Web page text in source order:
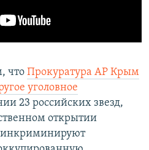
что Прокуратура АР Крым
уголовное
23 российских звезд,
открытии
инкриминируют